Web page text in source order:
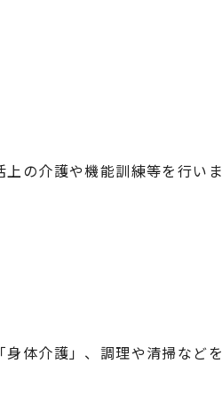
の介護や機能訓練等を行いま
体介護」、調理や清掃など